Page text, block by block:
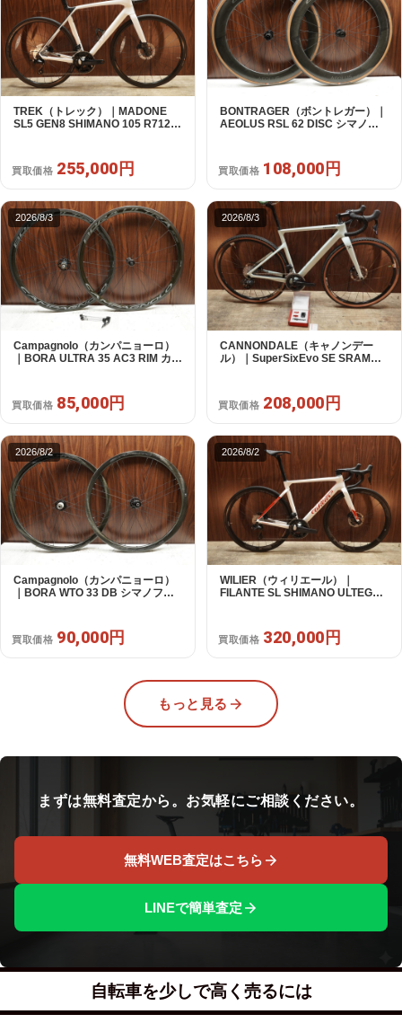
TREK（トレック）｜MADONE
SL5 GEN8 SHIMANO 105 R7120
買取価格 255,000円
BONTRAGER（ボントレガー）｜
AEOLUS RSL 62 DISC シマノフ
買取価格 108,000円
2026/8/3
Campagnolo（カンパニョーロ）
｜BORA ULTRA 35 AC3 RIM カン
買取価格 85,000円
2026/8/3
CANNONDALE（キャノンデー
ル）｜SuperSixEvo SE SRAM
年｜美品｜買取金額 208,000円
買取価格 208,000円
2026/8/2
Campagnolo（カンパニョーロ）
｜BORA WTO 33 DB シマノフリ
買取価格 90,000円
2026/8/2
WILIER（ウィリエール）｜
FILANTE SL SHIMANO ULTEGRA
買取価格 320,000円
もっと見る
まずは無料査定から。お気軽にご相談ください。
無料WEB査定はこちら
LINEで簡単査定
自転車を少しで高く売るには